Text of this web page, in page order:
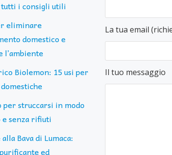
i consigli utili
eliminare
domestico e
l’ambiente
Biolemon: 15 usi per
per struccarsi in modo
e senza rifiuti
Bava di Lumaca:
ed
La tua email
Il tuo messaggio